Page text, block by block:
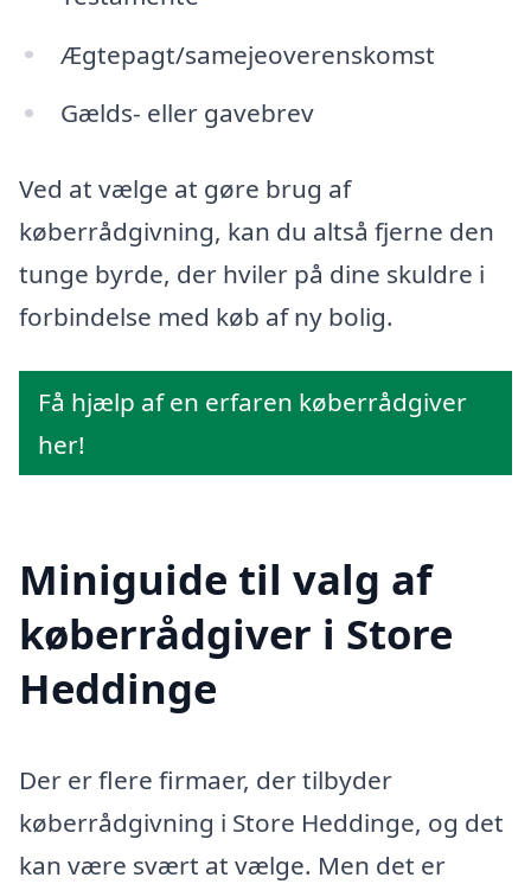
Ægtepagt/samejeoverenskomst
Gælds- eller gavebrev
Ved at vælge at gøre brug af
køberrådgivning, kan du altså fjerne den
tunge byrde, der hviler på dine skuldre i
forbindelse med køb af ny bolig.
Få hjælp af en erfaren køberrådgiver
her!
Miniguide til valg af
køberrådgiver i Store
Heddinge
Der er flere firmaer, der tilbyder
køberrådgivning i Store Heddinge, og det
kan være svært at vælge. Men det er